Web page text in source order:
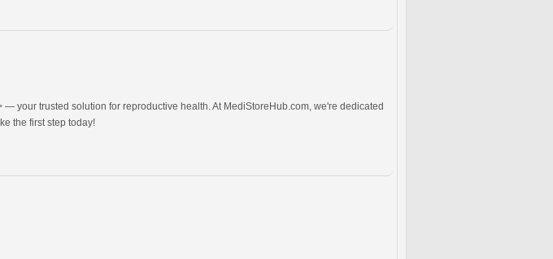
— your trusted solution for reproductive health. At MediStoreHub.com, we're dedicated
the first step today!